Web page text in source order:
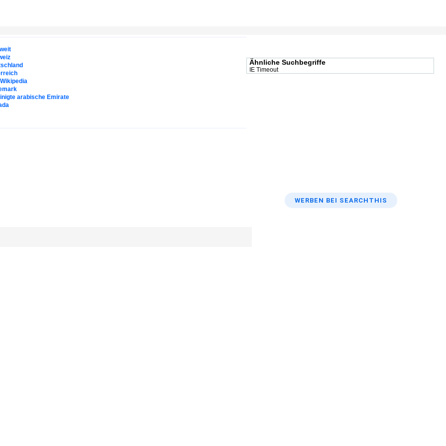
arabische Emirate